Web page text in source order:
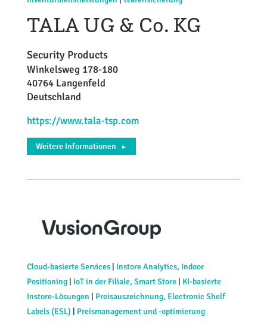
TALA UG & Co. KG
Security Products
Winkelsweg 178-180
40764 Langenfeld
Deutschland
https://www.tala-tsp.com
Weitere Informationen ►
Cloud-basierte Services| Instore Analytics, Indoor
Positioning| IoT in der Filiale, Smart Store| KI-basierte
Instore-Lösungen
Preisauszeichnung, Electronic Shelf
Labels (ESL)
Preismanagement und -optimierung